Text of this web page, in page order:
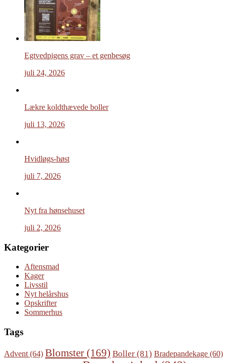
Egtvedpigens grav – et genbesøg
juli 24, 2026
Lækre koldthævede boller
juli 13, 2026
Hvidløgs-høst
juli 7, 2026
Nyt fra hønsehuset
juli 2, 2026
Kategorier
Aftensmad
Kager
Livsstil
Nyt helårshus
Opskrifter
Sommerhus
Tags
Advent (64) Blomster (169) Boller (81) Bradepandekage (60)